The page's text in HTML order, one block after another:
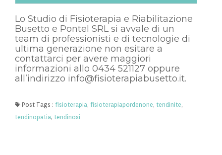
Lo Studio di Fisioterapia e Riabilitazione
Busetto e Pontel SRL si avvale di un
team di professionisti e di tecnologie di
ultima generazione non esitare a
contattarci per avere maggiori
informazioni allo 0434 521127 oppure
all’indirizzo info@fisioterapiabusetto.it.
Post Tags : fisioterapia, fisioterapiapordenone, tendinite,
tendinopatia, tendinosi